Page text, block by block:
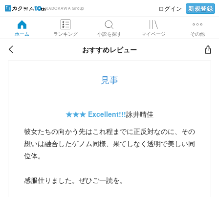
KADOKAWA Group ログイン 新規登録
ホーム ランキング 小説を探す マイページ その他
おすすめレビュー
見事
★★★ Excellent!!!詠井晴佳
彼女たちの向かう先はこれ程までに正反対なのに、その
想いは融合したゲノム同様、果てしなく透明で美しい同
位体。
感服仕りました。ぜひご一読を。